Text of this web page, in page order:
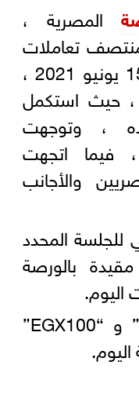
المصرية ،
تعاملات
جلسة تداول اليوم الثلاثاء 15 يونيو 2021 ،
حيث استكمل
، وتوجهت
فيما اتجهت
والأجانب
المحدد
30 سهماً مقيدة بالورصة
اليوم.
واستمر مؤشرا “EGX 70” و “EGX100”